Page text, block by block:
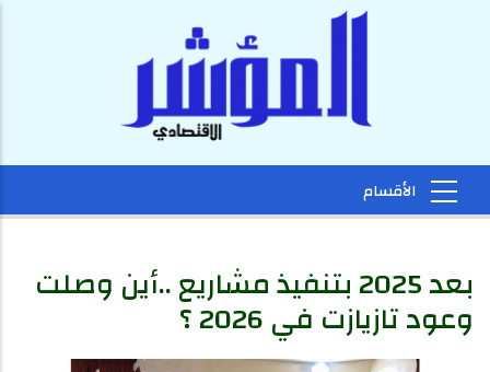
بعد 2025 بتنفيذ مشاريع ..أين وصلت
وعود تازيازت في 2026 ؟